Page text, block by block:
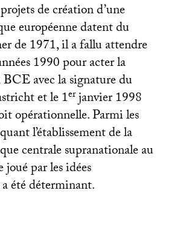
de création d’une
européenne datent du
de 1971, il a fallu attendre
1990 pour acter la
BCEavec la signature du
et le 1erjanvier 1998
opérationnelle. Parmi les
l’établissement de la
centrale supranationale au
par les idées
été déterminant.